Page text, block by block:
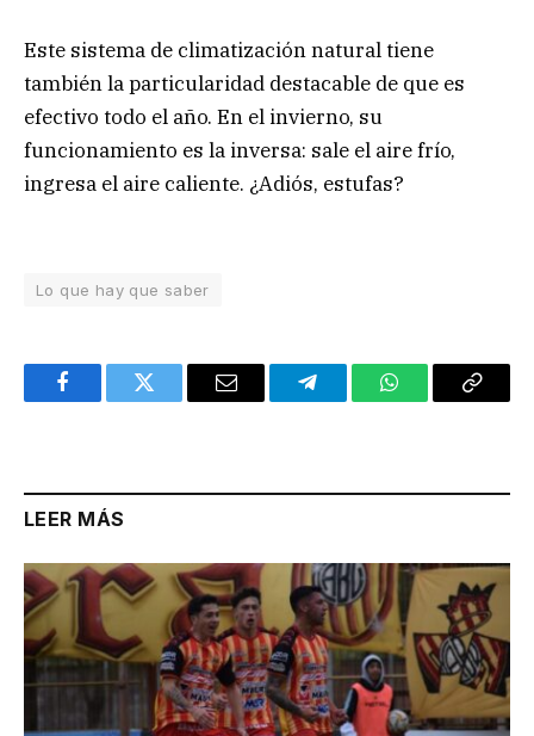
Este sistema de climatización natural tiene
también la particularidad destacable de que es
efectivo todo el año. En el invierno, su
funcionamiento es la inversa: sale el aire frío,
ingresa el aire caliente. ¿Adiós, estufas?
Lo que hay que saber
FacebookTwitter Email TelegramWhatsAppCopy
LEER MÁS